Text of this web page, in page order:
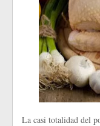
La casi totalidad del